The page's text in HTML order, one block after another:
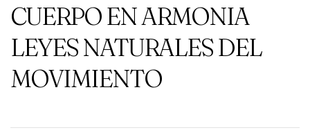
CUERPO EN ARMONIA
LEYES NATURALES DEL
MOVIMIENTO